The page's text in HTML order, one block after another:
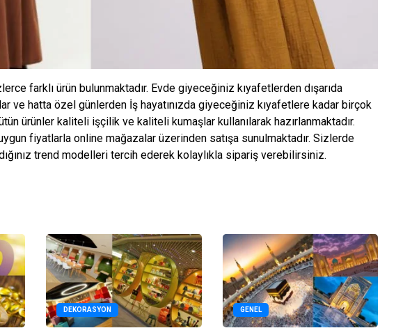
farklı ürün bulunmaktadır. Evde giyeceğiniz kıyafetlerden dışarıda
ve hatta özel günlerden İş hayatınızda giyeceğiniz kıyafetlere kadar birçok
ürünler kaliteli işçilik ve kaliteli kumaşlar kullanılarak hazırlanmaktadır.
fiyatlarla online mağazalar üzerinden satışa sunulmaktadır. Sizlerde
trend modelleri tercih ederek kolaylıkla sipariş verebilirsiniz.
DEKORASYON GENEL